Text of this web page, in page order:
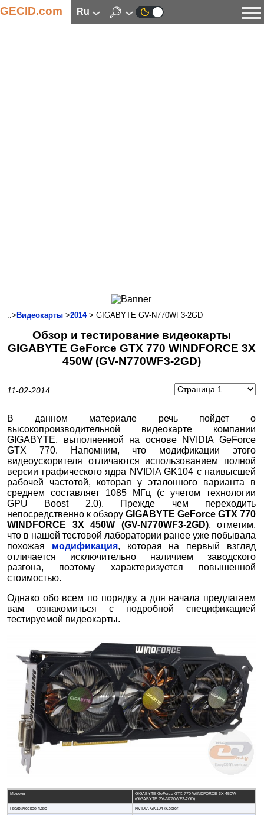
GECID.com ru
Смартфоны
Коммуникации
Автоэлектроника
Программное обеспечение
::> Видеокарты >2014> GIGABYTE GV-N770WF3-2GD
Обзор и тестирование видеокарты
GIGABYTE GeForce GTX 770 WINDFORCE 3X
450W (GV-N770WF3-2GD)
11-02-2014
В данном материале речь пойдет о
высокопроизводительной видеокарте компании
GIGABYTE, выполненной на основе NVIDIA GeForce
GTX 770. Напомним, что модификации этого
видеоускорителя отличаются использованием полной
версии графического ядра NVIDIA GK104 с наивысшей
рабочей частотой, которая у эталонного варианта в
среднем составляет 1085 МГц (с учетом технологии
GPU Boost 2.0). Прежде чем переходить
непосредственно к обзоруGIGABYTE GeForce GTX 770
WINDFORCE 3X 450W (GV-N770WF3-2GD), отметим,
что в нашей тестовой лаборатории ранее уже побывала
похожая модификация, которая на первый взгляд
отличается исключительно наличием заводского
разгона, поэтому характеризуется повышенной
стоимостью.
Однако обо всем по порядку, а для начала предлагаем
вам ознакомиться с подробной спецификацией
тестируемой видеокарты.
Модель
GIGABYTE GeForce GTX 770 WINDFORCE 3X 450W
(GIGABYTE GV-N770WF3-2GD)
Графическое ядро
NVIDIA GK104 (Kepler)